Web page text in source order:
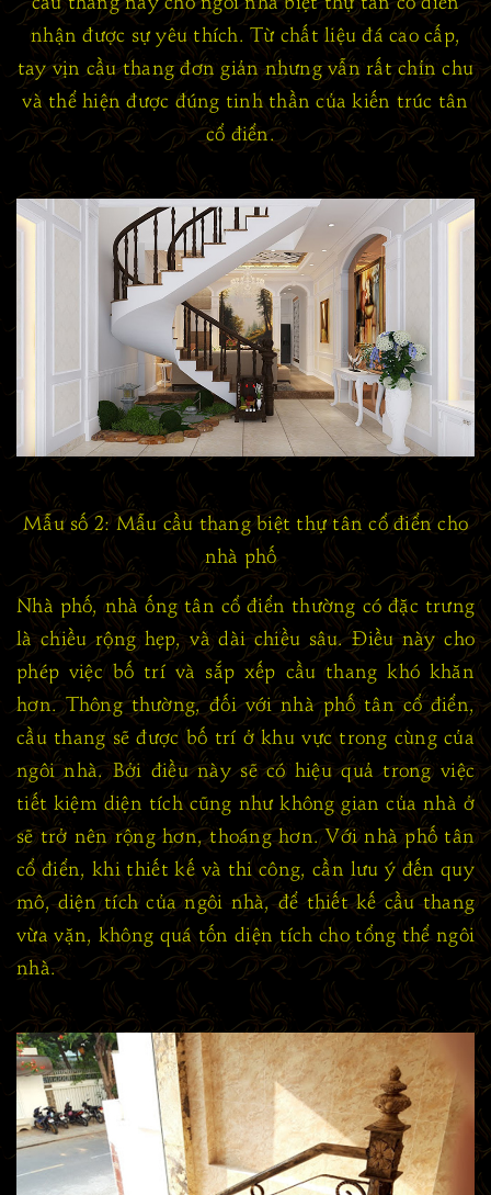
nhận được sự yêu thích. Từ chất liệu đá cao cấp,
tay vịn cầu thang đơn giản nhưng vẫn rất chỉn chu
và thể hiện được đúng tinh thần của kiến trúc tân
cổ điển.
Mẫu số 2: Mẫu cầu thang biệt thự tân cổ điển cho
nhà phố
Nhà phố, nhà ống tân cổ điển thường có đặc trưng
là chiều rộng hẹp, và dài chiều sâu. Điều này cho
phép việc bố trí và sắp xếp cầu thang khó khăn
hơn. Thông thường, đối với nhà phố tân cổ điển,
cầu thang sẽ được bố trí ở khu vực trong cùng của
ngôi nhà. Bởi điều này sẽ có hiệu quả trong việc
tiết kiệm diện tích cũng như không gian của nhà ở
sẽ trở nên rộng hơn, thoáng hơn. Với nhà phố tân
cổ điển, khi thiết kế và thi công, cần lưu ý đến quy
mô, diện tích của ngôi nhà, để thiết kế cầu thang
vừa vặn, không quá tốn diện tích cho tổng thể ngôi
nhà.